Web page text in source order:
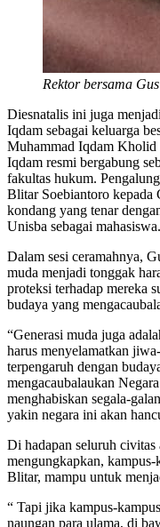
Rektor bersama
Diesnatalis ini juga
Iqdam sebagai keluarga
Muhammad Iqdam Kholid
Iqdam resmi bergabung
fakultas hukum.
Blitar Soebiantoro kepada
kondang yang tenar
Unisba sebagai mahasiswa.
Dalam sesi ceramahnya,
muda menjadi tonggak
proteksi terhadap mereka
budaya yang
“Generasi muda juga
harus menyelamatkan
terpengaruh dengan
mengacaubalaukan
menghabiskan segala-
yakin negara ini akan
Di hadapan seluruh
mengungkapkan,
Blitar, mampu untuk
“ Tapi jika kampus-
naungan para ulama, di